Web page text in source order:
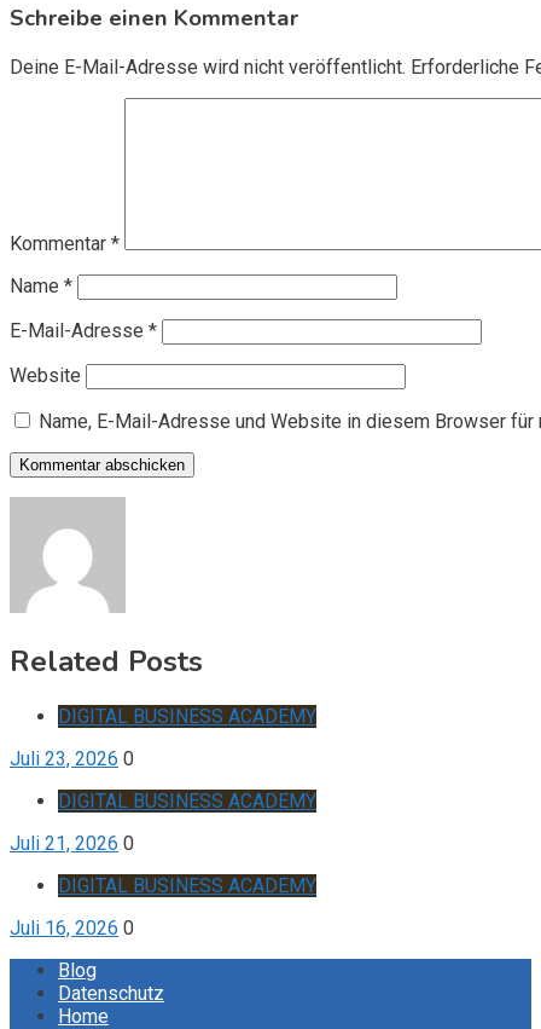
Schreibe einen Kommentar
Deine E-Mail-Adresse wird nicht veröffentlicht. Erforderliche
Kommentar *
Name *
E-Mail-Adresse *
Website
Name, E-Mail-Adresse und Website in diesem Browser
Related Posts
DIGITAL BUSINESS ACADEMY
Juli 23, 2026 0
DIGITAL BUSINESS ACADEMY
Juli 21, 2026 0
DIGITAL BUSINESS ACADEMY
Juli 16, 2026 0
Blog
Datenschutz
Home